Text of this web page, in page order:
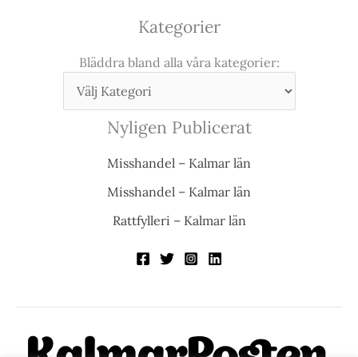
Kategorier
Bläddra bland alla våra kategorier:
Nyligen Publicerat
Misshandel – Kalmar län
Misshandel – Kalmar län
Rattfylleri – Kalmar län